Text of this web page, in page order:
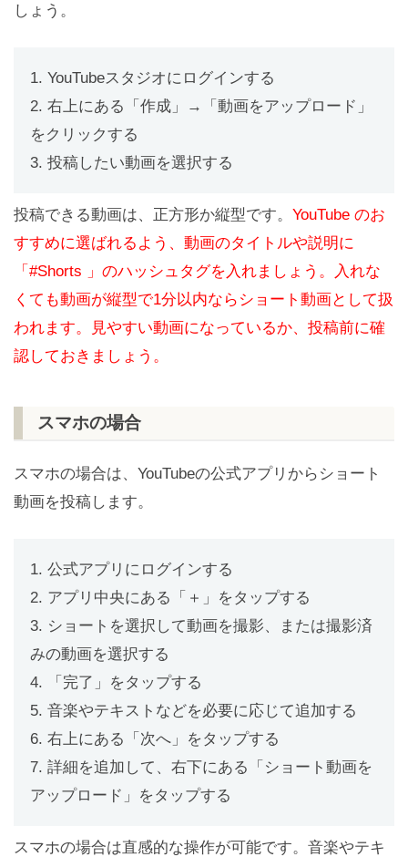
しょう。
1. YouTubeスタジオにログインする
2. 右上にある「作成」→「動画をアップロード」
をクリックする
3. 投稿したい動画を選択する
投稿できる動画は、正方形か縦型です。 YouTube のお
すすめに選ばれるよう、動画のタイトルや説明に
「#Shorts 」のハッシュタグを入れましょう。入れな
くても動画が縦型で1分以内ならショート動画として扱
われます。見やすい動画になっているか、投稿前に確
認しておきましょう。
スマホの場合
スマホの場合は、YouTubeの公式アプリからショート
動画を投稿します。
1. 公式アプリにログインする
2. アプリ中央にある「＋」をタップする
3. ショートを選択して動画を撮影、または撮影済
みの動画を選択する
4. 「完了」をタップする
5. 音楽やテキストなどを必要に応じて追加する
6. 右上にある「次へ」をタップする
7. 詳細を追加して、右下にある「ショート動画を
アップロード」をタップする
スマホの場合は直感的な操作が可能です。音楽やテキ